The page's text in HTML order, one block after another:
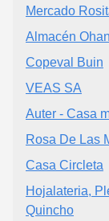
Mercado
Almacén
Copeval Buin
VEAS SA
Auter - Casa
Rosa De Las
Casa Circleta
Hojalateria,
Quincho